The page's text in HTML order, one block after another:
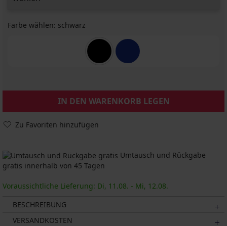
Farbe wählen: schwarz
IN DEN WARENKORB LEGEN
Zu Favoriten hinzufügen
Umtausch und Rückgabe
gratis innerhalb von 45 Tagen
Voraussichtliche Lieferung: Di, 11.08. - Mi, 12.08.
BESCHREIBUNG
VERSANDKOSTEN